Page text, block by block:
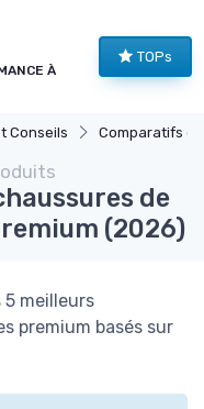
À
TOPs
Conseils Comparatifs de Prix
de
(2026)
meilleurs
premium basés sur